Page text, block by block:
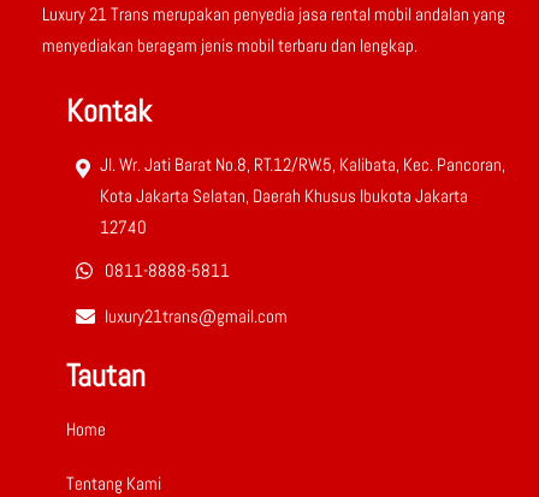
Luxury 21 Trans merupakan penyedia jasa rental mobil andalan yang
menyediakan beragam jenis mobil terbaru dan lengkap.
Kontak
Jl. Wr. Jati Barat No.8, RT.12/RW.5, Kalibata, Kec. Pancoran,
Kota Jakarta Selatan, Daerah Khusus Ibukota Jakarta
12740
0811-8888-5811‬
luxury21trans@gmail.com
Tautan
Home
Tentang Kami